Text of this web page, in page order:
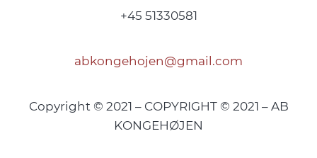
+45 51330581
abkongehojen@gmail.com
Copyright © 2021 – COPYRIGHT © 2021 – AB
KONGEHØJEN